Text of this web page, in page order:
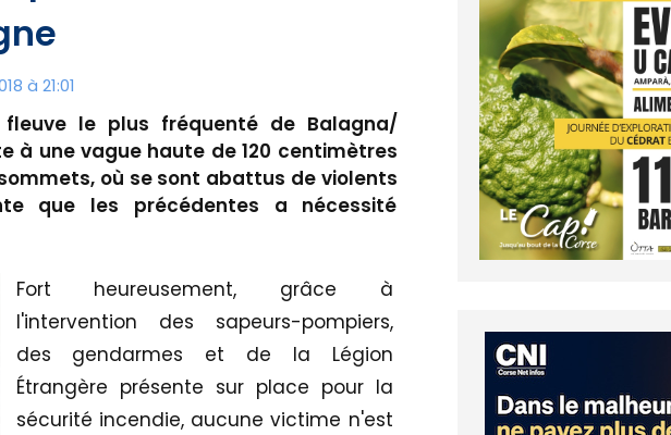
à 21:01
le plus fréquenté de Balagna/
à une vague haute de 120 centimètres
où se sont abattus de violents
que les précédentes a nécessité
Fort heureusement, grâce à
l'intervention des sapeurs-pompiers,
des gendarmes et de la Légion
Étrangère présente sur place pour la
sécurité incendie, aucune victime n'est